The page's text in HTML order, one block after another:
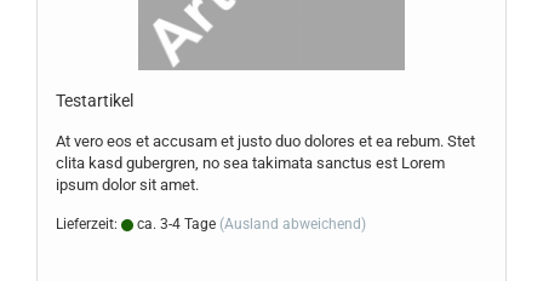
Te­st­ar­ti­kel
At vero eos et ac­cu­sam et justo duo do­lo­res et ea rebum. Stet
clita kasd gu­ber­gren, no sea ta­ki­ma­ta sanc­tus est Lorem
ipsum dolor sit amet.
Lieferzeit: ca. 3-4 Tage (Ausland abweichend)